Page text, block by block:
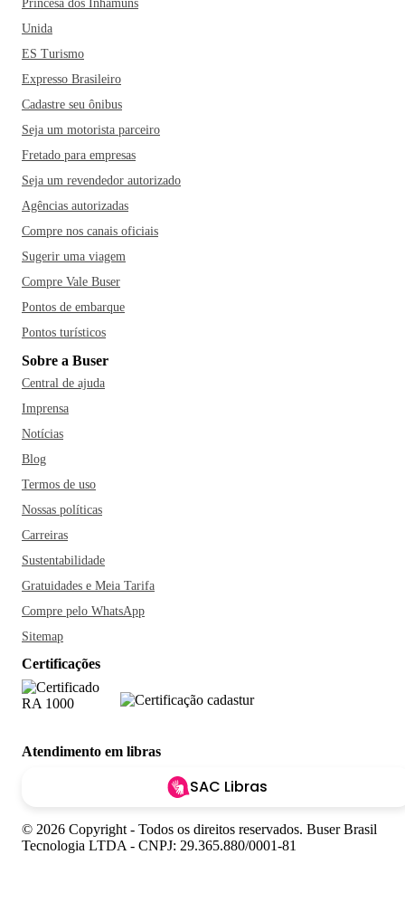
Princesa dos Inhamuns
Unida
ES Turismo
Expresso Brasileiro
Cadastre seu ônibus
Seja um motorista parceiro
Fretado para empresas
Seja um revendedor autorizado
Agências autorizadas
Compre nos canais oficiais
Sugerir uma viagem
Compre Vale Buser
Pontos de embarque
Pontos turísticos
Sobre a Buser
Central de ajuda
Imprensa
Notícias
Blog
Termos de uso
Nossas políticas
Carreiras
Sustentabilidade
Gratuidades e Meia Tarifa
Compre pelo WhatsApp
Sitemap
Certificações
Atendimento em libras
SAC Libras
© 2026 Copyright - Todos os direitos reservados. Buser Brasil
Tecnologia LTDA - CNPJ: 29.365.880/0001-81